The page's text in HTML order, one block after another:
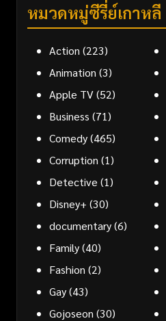
หมวดหมู่ซีรี่ย์เกาหลี
Action (223)
Animation (3)
Apple TV(52)
Business (71)
Comedy(465)
Corruption (1)
Detective (1)
Disney+ (30)
documentary(6)
Family(40)
Fashion (2)
Gay(43)
Gojoseon (30)